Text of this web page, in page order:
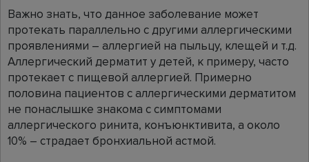
Важно знать, что данное заболевание может
протекать параллельно с другими аллергическими
проявлениями – аллергией на пыльцу, клещей и т.д.
Аллергический дерматит у детей, к примеру, часто
протекает с пищевой аллергией. Примерно
половина пациентов с аллергическими дерматитом
не понаслышке знакома с симптомами
аллергического ринита, конъюнктивита, а около
10% – страдает бронхиальной астмой.